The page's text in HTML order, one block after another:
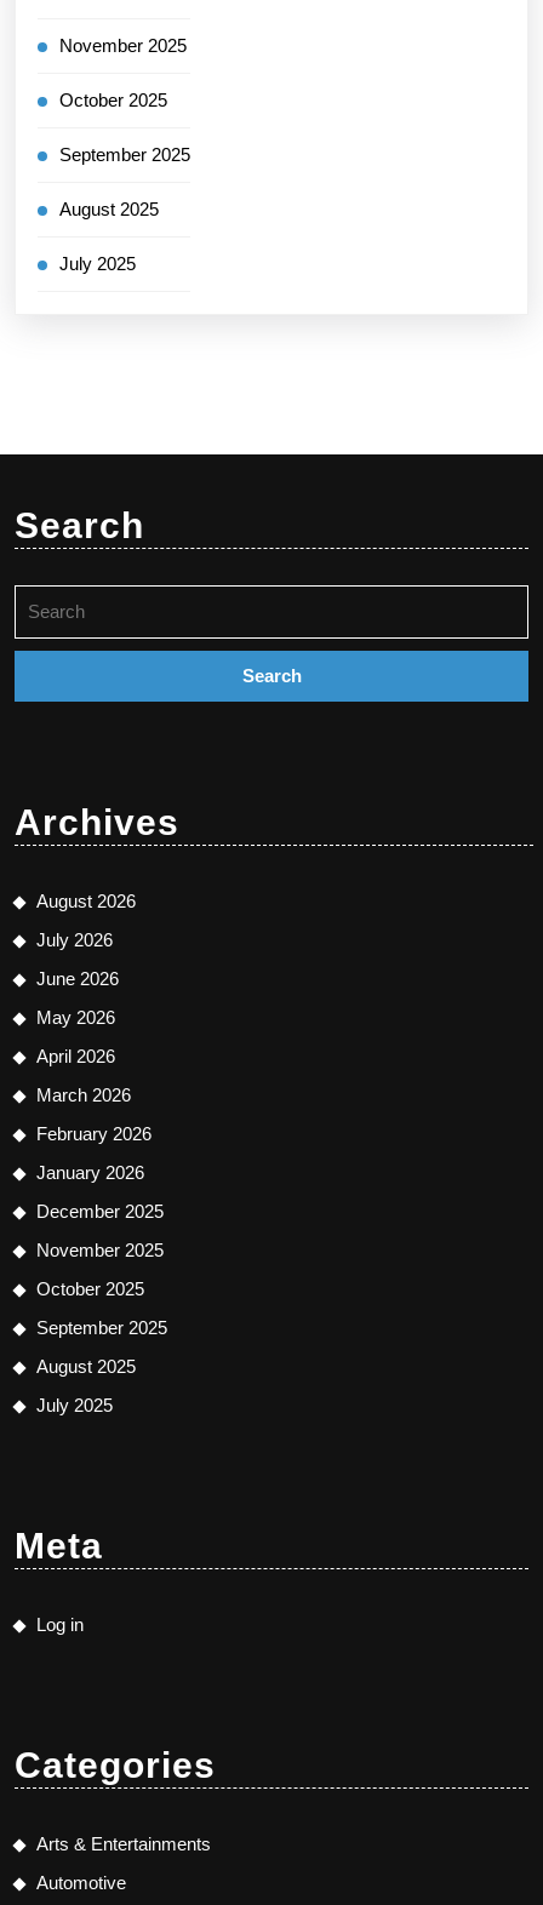
November 2025
October 2025
September 2025
August 2025
July 2025
Search
for:
Archives
August 2026
July 2026
June 2026
May 2026
April 2026
March 2026
February 2026
January 2026
December 2025
November 2025
October 2025
September 2025
August 2025
July 2025
Meta
Log in
Categories
Arts & Entertainments
Automotive